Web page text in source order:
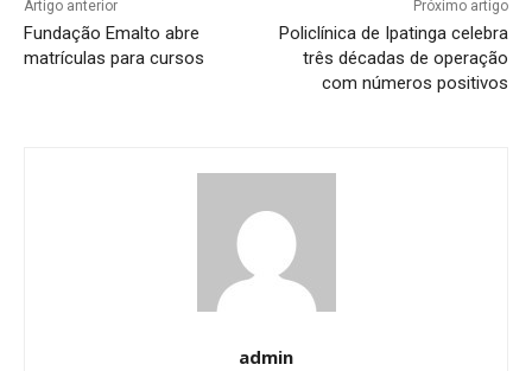
Artigo anterior
Fundação Emalto abre
matrículas para cursos
Próximo artigo
Policlínica de Ipatinga celebra
três décadas de operação
com números positivos
admin